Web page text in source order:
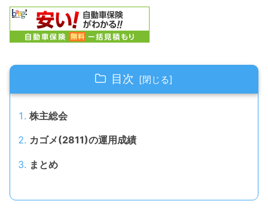
目次
株主総会
カゴメ(2811)の運用成績
まとめ